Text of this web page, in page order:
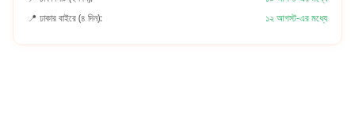
📍 ঢাকার বাইরে (৪ দিন):
১২ আগস্ট-এর মধ্যে